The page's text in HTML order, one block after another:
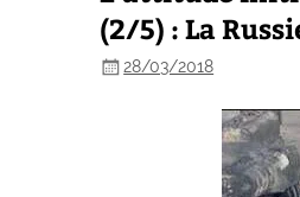
(2/5) : La
28/03/2018